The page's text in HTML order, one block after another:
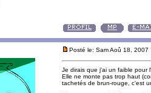
Posté le: Sam Aoû 18, 2007
Je dirais que j'ai un faible pour
Elle ne monte pas trop haut
tachetés de brun-rouge, c'est